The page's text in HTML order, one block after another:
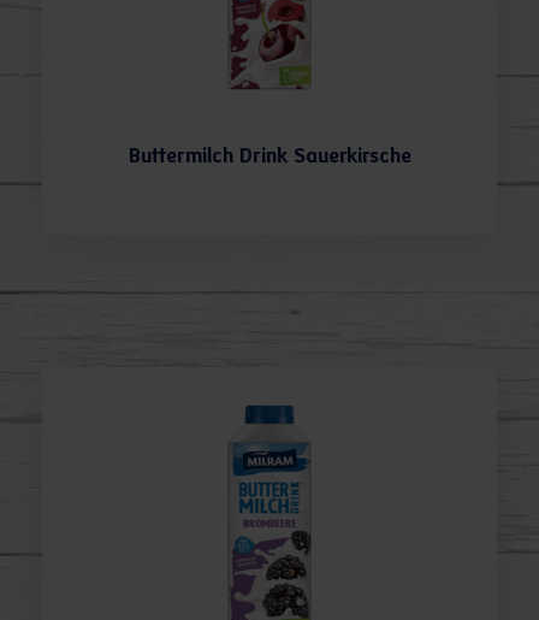
Buttermilch Drink Sauerkirsche